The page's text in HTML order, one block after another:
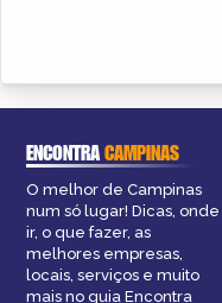
ENCONTRACAMPINAS
O melhor de Campinas
num só lugar! Dicas, onde
ir, o que fazer, as
melhores empresas,
locais, serviços e muito
mais no guia Encontra